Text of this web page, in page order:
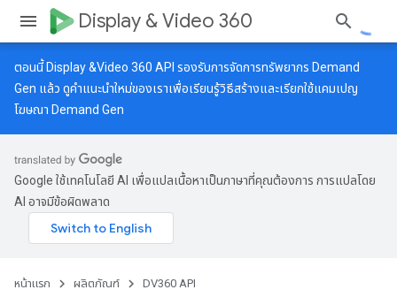
Display & Video 360
ตอนนี้ Display &Video 360 API รองรับการจัดการทรัพยากร Demand
Gen แล้ว ดูคำแนะนำใหม่ของเราเพื่อเรียนรู้วิธีสร้างและเรียกใช้แคมเปญ
โฆษณา Demand Gen
Google ใช้เทคโนโลยี AI เพื่อแปลเนื้อหาเป็นภาษาที่คุณต้องการ การแปลโดย
AI อาจมีข้อผิดพลาด
หน้าแรก ผลิตภัณฑ์ DV360 API